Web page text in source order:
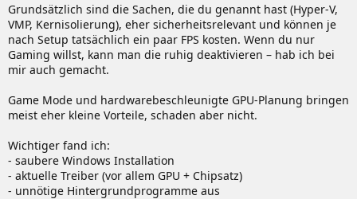
Grundsätzlich sind die Sachen, die du genannt hast (Hyper-V,
VMP, Kernisolierung), eher sicherheitsrelevant und können je
nach Setup tatsächlich ein paar FPS kosten. Wenn du nur
Gaming willst, kann man die ruhig deaktivieren – hab ich bei
mir auch gemacht.
Game Mode und hardwarebeschleunigte GPU-Planung bringen
meist eher kleine Vorteile, schaden aber nicht.
Wichtiger fand ich:
- saubere Windows Installation
- aktuelle Treiber (vor allem GPU + Chipsatz)
- unnötige Hintergrundprogramme aus